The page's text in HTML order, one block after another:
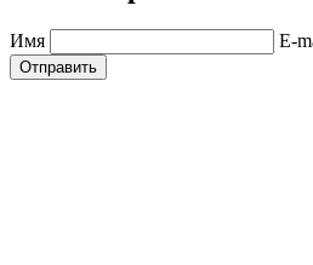
Имя E-